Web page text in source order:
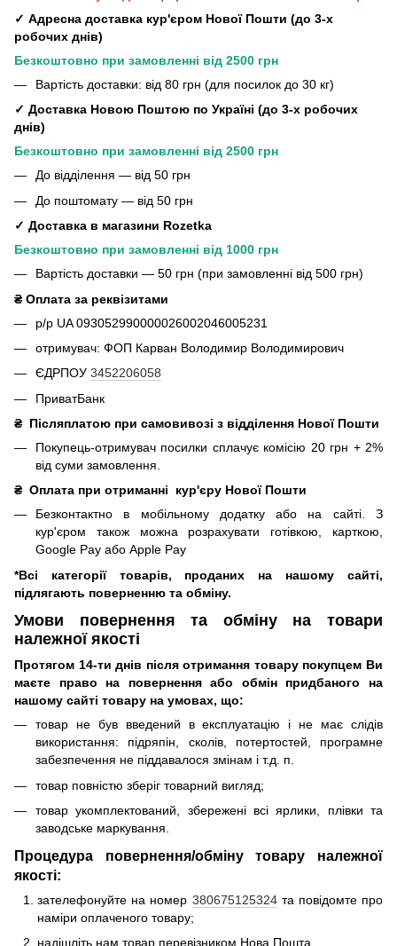
✓ Адресна доставка кур'єром Нової Пошти (до 3-х
робочих днів)
Безкоштовно при замовленні від 2500 грн
Вартість доставки: від 80 грн (для посилок до 30 кг)
✓ Доставка Новою Поштою по Україні (до 3-х робочих
днів)
Безкоштовно при замовленні від 2500 грн
До відділення — від 50 грн
До поштомату — від 50 грн
✓ Доставка в магазини Rozetka
Безкоштовно при замовленні від 1000 грн
Вартість доставки — 50 грн (при замовленні від 500 грн)
₴ Оплата за реквізитами
р/р UA 093052990000026002046005231
отримувач: ФОП Карван Володимир Володимирович
ЄДРПОУ 3452206058
ПриватБанк
₴ Післяплатою при самовивозі з відділення Нової Пошти
Покупець-отримувач посилки сплачує комісію 20 грн + 2%
від суми замовлення.
₴ Оплата при отриманні
кур'єру Нової Пошти
Безконтактно в мобільному додатку або на сайті. З
кур'єром також можна розрахувати готівкою, карткою,
Google Pay або Apple Pay
*Всі категорії товарів, проданих на нашому сайті,
підлягають поверненню та обміну.
Умови повернення та обміну на товари
належної якості
Протягом 14-ти днів після отримання товару покупцем Ви
маєте право на повернення або обмін придбаного на
нашому сайті товару на умовах, що:
товар не був введений в експлуатацію і не має слідів
використання: підряпін, сколів, потертостей, програмне
забезпечення не піддавалося змінам і т.д. п.
товар повністю зберіг товарний вигляд;
товар укомплектований, збережені всі ярлики, плівки та
заводське маркування.
Процедура повернення/обміну товару належної
якості:
зателефонуйте на номер 380675125324та повідомте про
наміри оплаченого товару;
надішліть нам товар перевізником Нова Пошта.